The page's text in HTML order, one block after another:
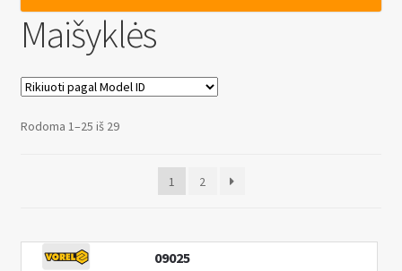
BRENDAI
KONTAKTAI
Maišyklės
Rodoma 1–25 iš 29
1 2
09025